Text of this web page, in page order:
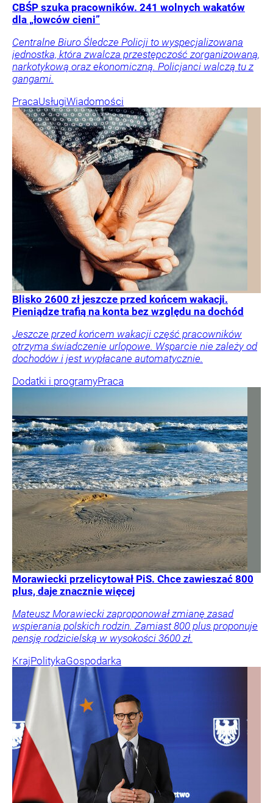
CBŚP szuka pracowników. 241 wolnych wakatów
dla „łowców cieni”
Centralne Biuro Śledcze Policji to wyspecjalizowana
jednostka, która zwalcza przestępczość zorganizowaną,
narkotykową oraz ekonomiczną. Policjanci walczą tu z
gangami.
PracaUsługiWiadomości
Blisko 2600 zł jeszcze przed końcem wakacji.
Pieniądze trafią na konta bez względu na dochód
Jeszcze przed końcem wakacji część pracowników
otrzyma świadczenie urlopowe. Wsparcie nie zależy od
dochodów i jest wypłacane automatycznie.
Dodatki i programyPraca
Morawiecki przelicytował PiS. Chce zawieszać 800
plus, daje znacznie więcej
Mateusz Morawiecki zaproponował zmianę zasad
wspierania polskich rodzin. Zamiast 800 plus proponuje
pensję rodzicielską w wysokości 3600 zł.
KrajPolitykaGospodarka